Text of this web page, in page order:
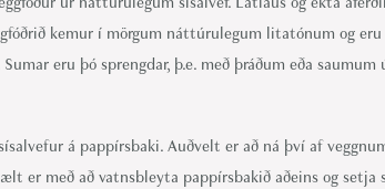
kemur í mörgum náttúrulegum litatónum og
eru þó sprengdar, þ.e. með þráðum eða
á pappírsbaki. Auðvelt er að ná því af
er með að vatnsbleyta pappírsbakið aðeins og setja